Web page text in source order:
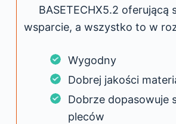
BASETECHX5.2 oferującą
wsparcie, a wszystko to w
Wygodny
Dobrej jakości
Dobrze dopasowuje
pleców